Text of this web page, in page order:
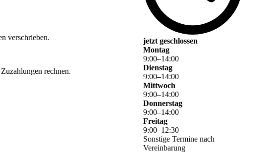
verschrieben.
rechnen.
jetzt geschlossen
Montag
9:00–14:00
Dienstag
9:00–14:00
Mittwoch
9:00–14:00
Donnerstag
9:00–14:00
Freitag
9:00–12:30
Sonstige Termine nach
Vereinbarung